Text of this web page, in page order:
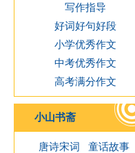
写作指导
好词好句好段
小学优秀作文
中考优秀作文
高考满分作文
小山书斋
唐诗宋词
童话故事